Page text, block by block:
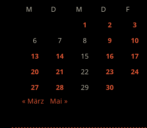
M D M D F
1
2 3
6
7 8 9 10
13
14 15 16 17
20
21 22 23 24
27
28 29
30
« März
Mai »